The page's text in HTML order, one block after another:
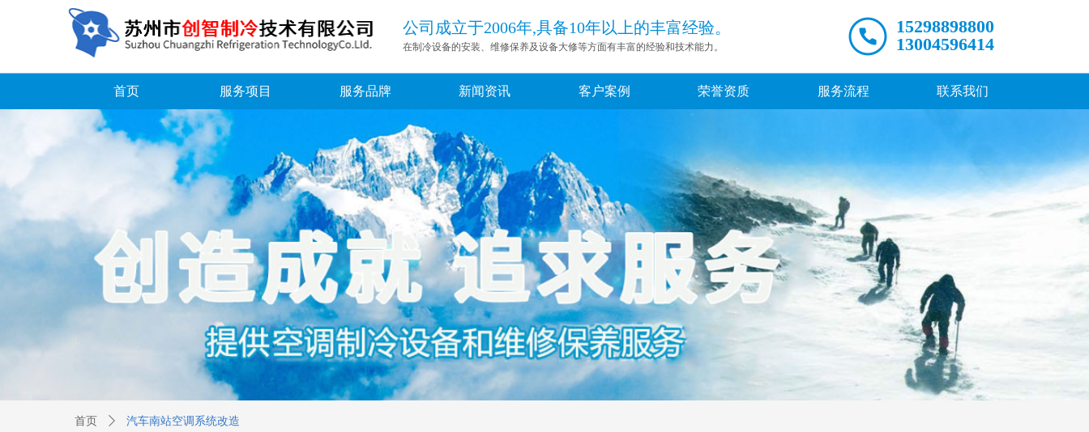
首页 服务项目 服务品牌 新闻资讯 客户案例 荣誉资质 服务流程 联系我们
15298898800
13004596414
公司成立于2006年,具备10年以上的丰富经验。
在制冷设备的安装、维修保养及设备大修等方面有丰富的经验和技术能力。
首页 ꄲ 汽车南站空调系统改造